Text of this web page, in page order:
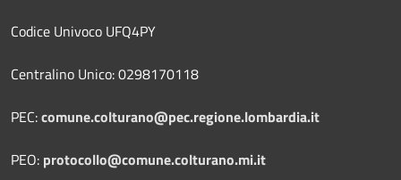
Codice Univoco UFQ4PY
Centralino Unico: 0298170118
PEC:comune.colturano@pec.regione.lombardia.it
PEO: protocollo@comune.colturano.mi.it